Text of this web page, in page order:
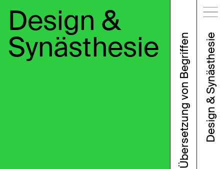
Design &
Synästhesie Design & Synästhesie
Übersetzung von Begriffen